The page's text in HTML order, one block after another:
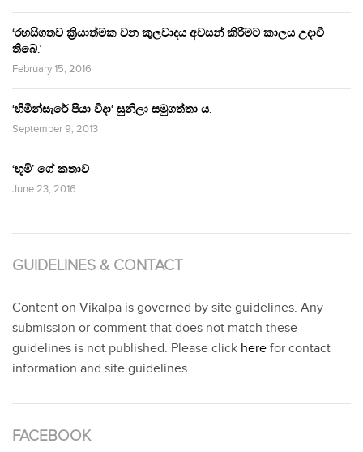
‘රහසිගතව ක්‍රියාත්මක වන කුලවාදය අවසන් කිරීමට කාලය උදාවී
තිබේ.’
February 15, 2016
‘හිමින්සැරේ පියා විදා‘ සුනිලා සමුගත්තා ය.
September 9, 2013
‘භූමි’ ගේ කතාව
June 23, 2016
GUIDELINES & CONTACT
Content on Vikalpa is governed by site guidelines. Any
submission or comment that does not match these
guidelines is not published. Please click here for contact
information and site guidelines.
FACEBOOK